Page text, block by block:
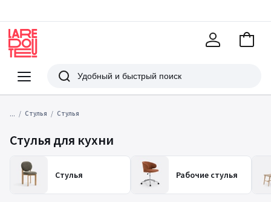
Меню
Redoute
Поиск
В
... Стулья Стулья
Стулья для кухни
Стулья Рабочие стулья